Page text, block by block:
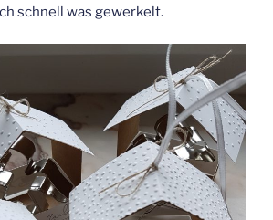
schnell was gewerkelt.